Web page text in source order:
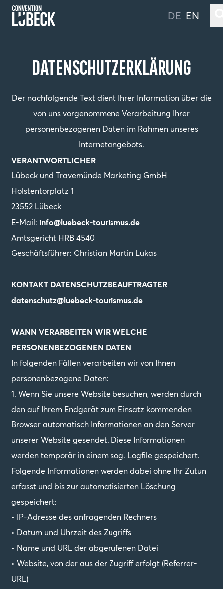
DE EN
LÜBECK & TRAVEMÜNDE
UNSER SERVICE
Leichte Sprache
Cluster & Kompetenzen
LinkedIn
Datenschutzerklärung
Datenschutzerklärung
Der nachfolgende Text dient Ihrer Information über die
von uns vorgenommene Verarbeitung Ihrer
personenbezogenen Daten im Rahmen unseres
Internetangebots.
VERANTWORTLICHER
Lübeck und Travemünde Marketing GmbH
Holstentorplatz 1
23552 Lübeck
E-Mail: info@luebeck-tourismus.de
Amtsgericht HRB 4540
Geschäftsführer: Christian Martin Lukas
KONTAKT DATENSCHUTZBEAUFTRAGTER
datenschutz@luebeck-tourismus.de
WANN VERARBEITEN WIR WELCHE
PERSONENBEZOGENEN DATEN
In folgenden Fällen verarbeiten wir von Ihnen
personenbezogene Daten:
1. Wenn Sie unsere Website besuchen, werden durch
den auf Ihrem Endgerät zum Einsatz kommenden
Browser automatisch Informationen an den Server
unserer Website gesendet. Diese Informationen
werden temporär in einem sog. Logfile gespeichert.
Folgende Informationen werden dabei ohne Ihr Zutun
erfasst und bis zur automatisierten Löschung
gespeichert:
• IP-Adresse des anfragenden Rechners
• Datum und Uhrzeit des Zugriffs
• Name und URL der abgerufenen Datei
• Website, von der aus der Zugriff erfolgt (Referrer-
URL)